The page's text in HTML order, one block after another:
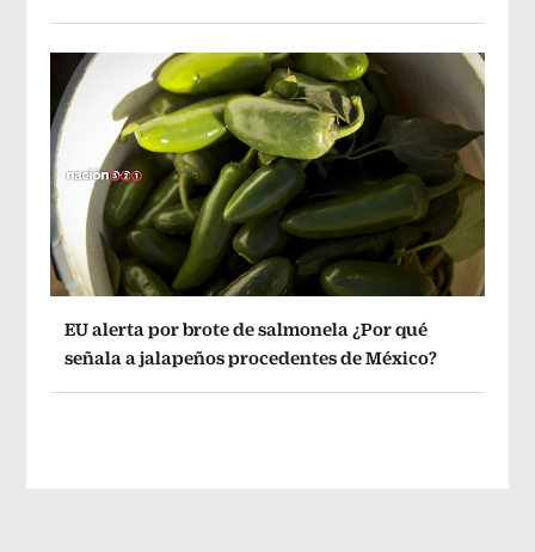
EU alerta por brote de salmonela ¿Por qué
señala a jalapeños procedentes de México?